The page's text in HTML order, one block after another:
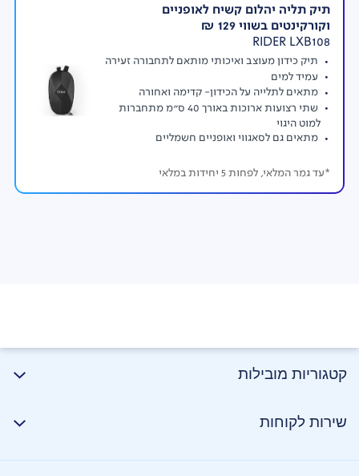
לנחיתה רכה גם בשטח לא אחיד, ומערכת תאורה קדמית
ואחורית עוצמתית. כל אלו מבטיחים יציבות, שליטה
ובטיחות מקסימלית – גם בשעות הלילה או במזג אוויר
מאתגר. בזכות שילוב מתקדם של טכנולוגיה ועיצוב,
הקורקינט מציע חוויית רכיבה חלקה, מהירה ובטוחה – בכל
כביש ובכל דרך.
תיק תליה יהלום קשיח לאופניים
וקורקינטים בשווי 129 ₪
RIDER LXB108
תיק כידון מעוצב ואיכותי מותאם לתחבורה זעירה
עמיד למים
מתאים לתלייה על הכידון- קדימה ואחורה
שתי רצועות ארוכות באורך 40 ס"מ מתחברות
למוט היגוי
מתאים גם לסאגווי ואופניים חשמליים
*עד גמר המלאי, לפחות 5 יחידות במלאי
קטגוריות מובילות
שירות לקוחות